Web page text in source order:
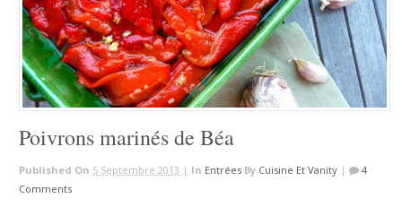
Poivrons marinés de Béa
Published On 5 Septembre 2013 | In Entrées By Cuisine Et Vanity |
4
Comments